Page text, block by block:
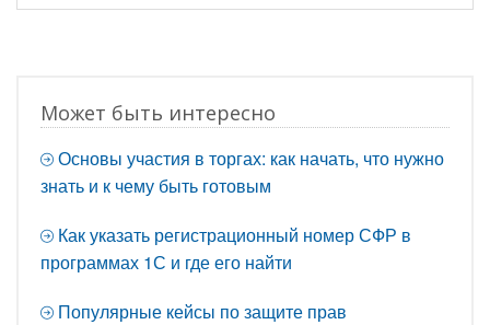
Может быть интересно
Основы участия в торгах: как начать, что нужно
знать и к чему быть готовым
Как указать регистрационный номер СФР в
программах 1С и где его найти
Популярные кейсы по защите прав